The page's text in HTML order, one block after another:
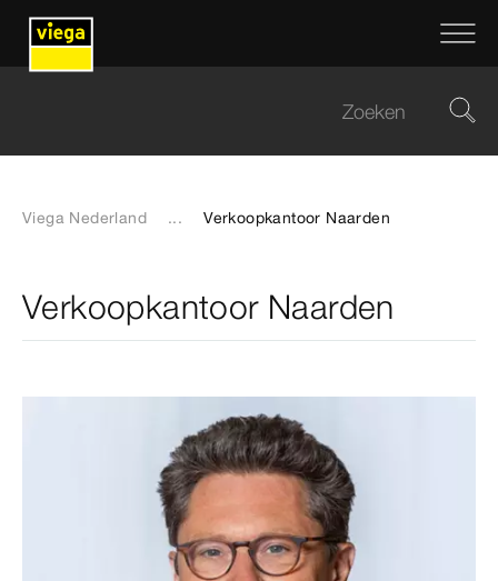
Viega Nederland ... Verkoopkantoor Naarden
Verkoopkantoor Naarden